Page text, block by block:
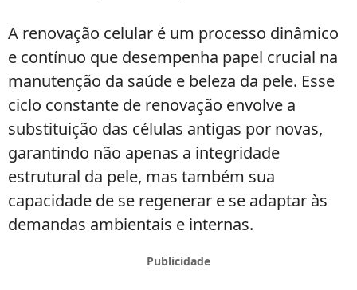
A renovação celular é um processo dinâmico
e contínuo que desempenha papel crucial na
manutenção da saúde e beleza da pele. Esse
ciclo constante de renovação envolve a
substituição das células antigas por novas,
garantindo não apenas a integridade
estrutural da pele, mas também sua
capacidade de se regenerar e se adaptar às
demandas ambientais e internas.